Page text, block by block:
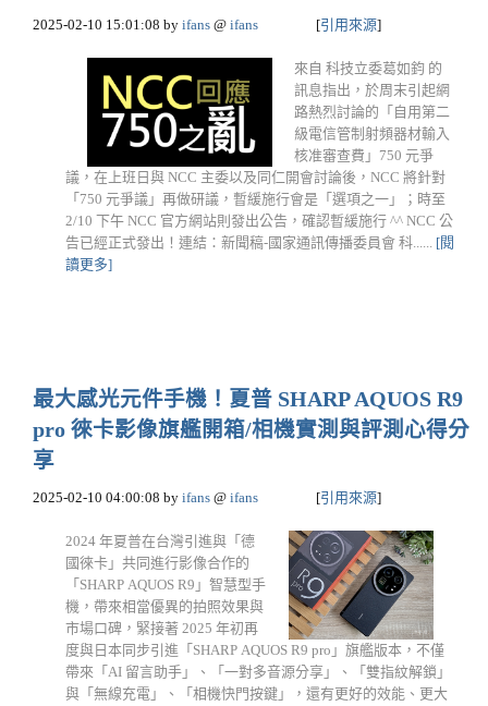
2025-02-10 15:01:08 by ifans @ ifans [引用來源]
來自 科技立委葛如鈞 的
訊息指出，於周末引起網
路熱烈討論的「自用第二
級電信管制射頻器材輸入
核准審查費」750 元爭
議，在上班日與 NCC 主委以及同仁開會討論後，NCC 將針對
「750 元爭議」再做研議，暫緩施行會是「選項之一」；時至
2/10 下午 NCC 官方網站則發出公告，確認暫緩施行 ^^ NCC 公
告已經正式發出！連結：新聞稿-國家通訊傳播委員會 科...... [閱
讀更多]
最大感光元件手機！夏普 SHARP AQUOS R9
pro 徠卡影像旗艦開箱/相機實測與評測心得分
享
2025-02-10 04:00:08 by ifans @ ifans [引用來源]
2024 年夏普在台灣引進與「德
國徠卡」共同進行影像合作的
「SHARP AQUOS R9」智慧型手
機，帶來相當優異的拍照效果與
市場口碑，緊接著 2025 年初再
度與日本同步引進「SHARP AQUOS R9 pro」旗艦版本，不僅
帶來「AI 留言助手」、「一對多音源分享」、「雙指紋解鎖」
與「無線充電」、「相機快門按鍵」，還有更好的效能、更大